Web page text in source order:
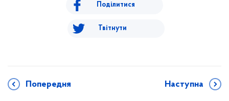
Поділитися
Твітнути
Попередня Наступна